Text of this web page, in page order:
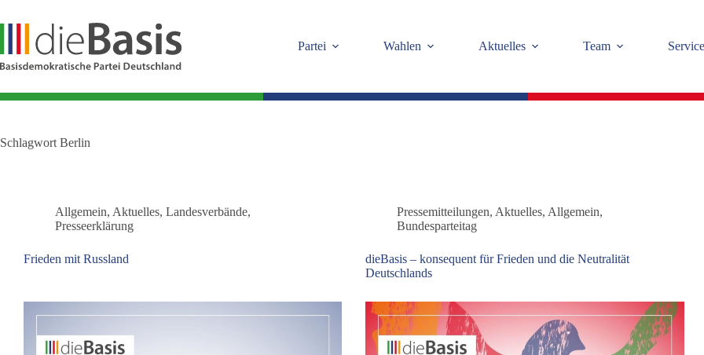
springen
Partei
Wahlen Aktuelles Team Service
Schlagwort Berlin
Allgemein, Aktuelles, Landesverbände,
Presseerklärung
Frieden mit Russland
Pressemitteilungen, Aktuelles, Allgemein,
Bundesparteitag
dieBasis – konsequent für Frieden und die Neutralität
Deutschlands